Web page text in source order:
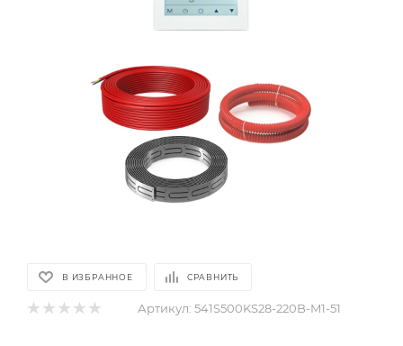
В ИЗБРАННОЕ СРАВНИТЬ
Артикул: 541S500KS28-220B-M1-51